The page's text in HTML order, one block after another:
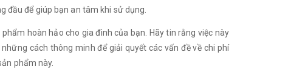
đầu để giúp bạn an tâm khi sử dụng.
hoàn hảo cho gia đình của bạn. Hãy tin rằng việc này
cách thông minh để giải quyết các vấn đề về chi phí
phẩm này.